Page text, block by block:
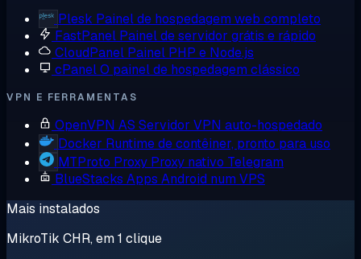
Plesk Painel de hospedagem web completo
FastPanel Painel de servidor grátis e rápido
CloudPanel Painel PHP e Node.js
cPanelO painel de hospedagem clássico
VPN E FERRAMENTAS
OpenVPN AS Servidor VPN auto-hospedado
Docker Runtime de contêiner, pronto para uso
MTProto Proxy Proxy nativo Telegram
BlueStacks Apps Android num VPS
Mais instalados
MikroTik CHR, em 1 clique